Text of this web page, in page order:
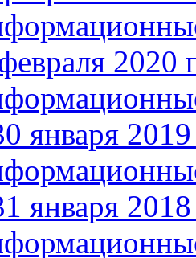
2020
января 2019
января 2018